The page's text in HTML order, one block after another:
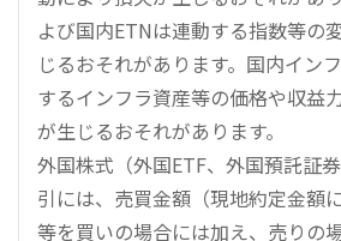
よび国内ETNは連動する指数等の
じるおそれがあります。国内イン
するインフラ資産等の価格や収益
が生じるおそれがあります。
外国株式（外国ETF、外国預託証
引には、売買金額（現地約定金額
等を買いの場合には加え、売りの